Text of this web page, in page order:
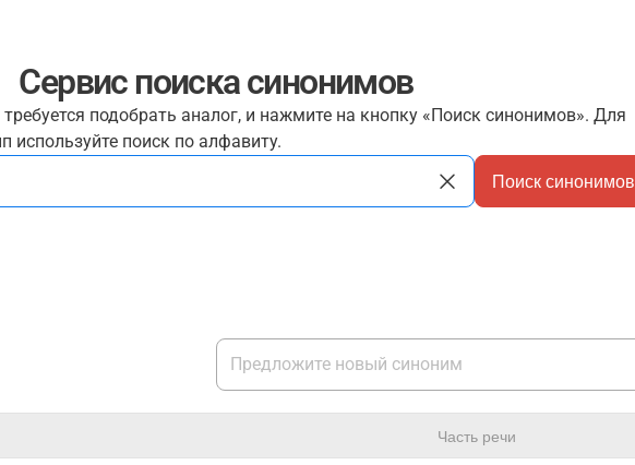
Сервис поиска синонимов
подобрать аналог, и нажмите на кнопку «Поиск синонимов». Для
используйте поиск по алфавиту.
Поиск синонимов
Часть речи